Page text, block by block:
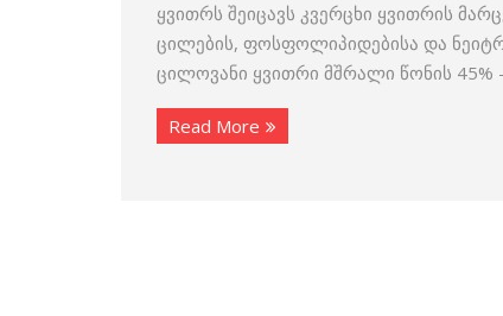
ყვითრს შეიცავს კვერცხი ყვითრის
ცილების, ფოსფოლიპიდებისა და
ცილოვანი ყვითრი მშრალი წონის 45%
Read More